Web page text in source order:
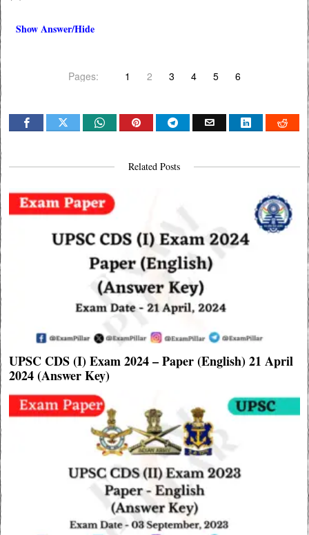
Show Answer/Hide
Pages: 1 2 3 4 5 6
Related Posts
UPSC CDS (I) Exam 2024 – Paper (English) 21 April
2024 (Answer Key)